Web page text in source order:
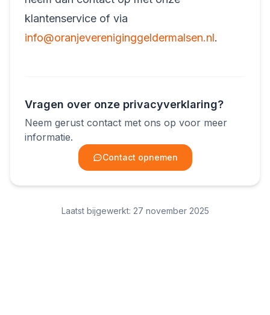
klantenservice of via
info@oranjevereniginggeldermalsen.nl.
Vragen over onze privacyverklaring?
Neem gerust contact met ons op voor meer
informatie.
Contact opnemen
Laatst bijgewerkt: 27 november 2025